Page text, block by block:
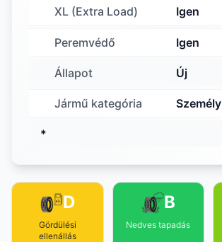
XL (Extra Load) Igen
Peremvédő Igen
Állapot Új
Jármű kategória Személy
*
D
Gördülési
ellenállás
B
Nedves tapadás